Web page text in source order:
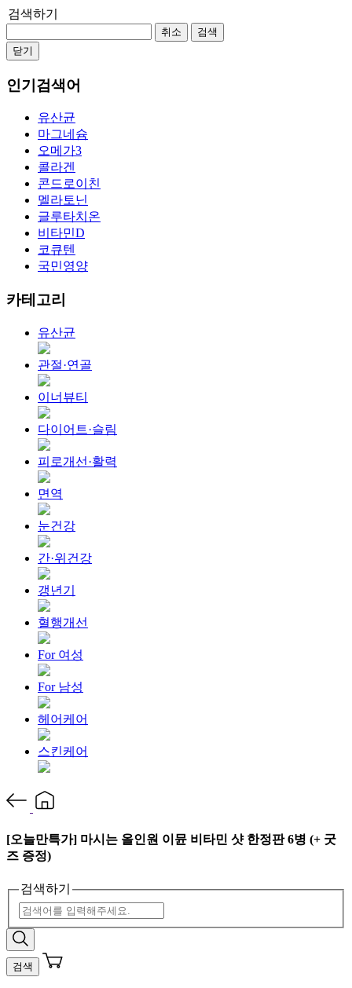
검색하기
취소
검색
닫기
인기검색어
유산균
마그네슘
오메가3
콜라겐
콘드로이친
멜라토닌
글루타치온
비타민D
코큐텐
국민영양
카테고리
유산균
관절·연골
이너뷰티
다이어트·슬림
피로개선·활력
면역
눈건강
간·위건강
갱년기
혈행개선
For 여성
For 남성
헤어케어
스킨케어
[오늘만특가] 마시는 올인원 이뮨 비타민 샷 한정판 6병 (+ 굿
즈 증정)
검색하기
검색